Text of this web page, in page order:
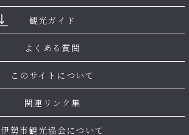
観光ガイド
よくある質問
このサイトについて
関連リンク集
伊勢市観光協会について